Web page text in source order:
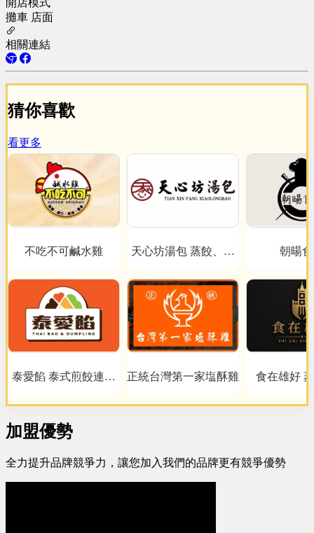
攤車 店面
相關連結
猜你喜歡
看更多
不吃不可鹹水雞
泰愛餡 泰式煎餃連鎖
天心坊湯包 蒸餃、鍋
圓
正統台灣第一家塩酥雞
朝暘
食在雄好
加盟優勢
全力提升品牌競爭力，讓您加入我們的品牌更有競爭優勢